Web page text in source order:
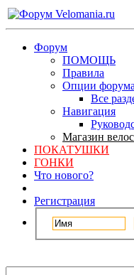
Форум
ПОМОЩЬ
Правила
Опции форума
Все
Навигация
Магазин
ПОКАТУШКИ
ГОНКИ
Что нового?
Регистрация